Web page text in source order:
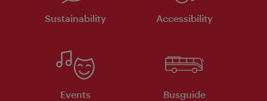
Sustainability Accessibility
Events Busguide